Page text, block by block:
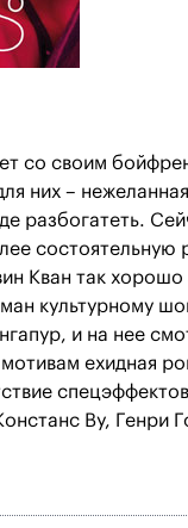
со своим
них –
разбогатеть.
Кван так
культурному
и на нее
ехидная
Ву,